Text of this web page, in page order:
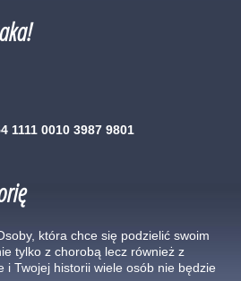
1111 0010 3987 9801
która chce się podzielić swoim
tylko z chorobą lecz również z
i Twojej historii wiele osób nie będzie